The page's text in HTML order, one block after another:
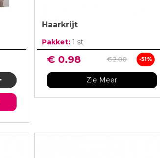
Haarkrijt
Pakket: 1 st
€ 0.98 € 2.00 -51%
Zie Meer